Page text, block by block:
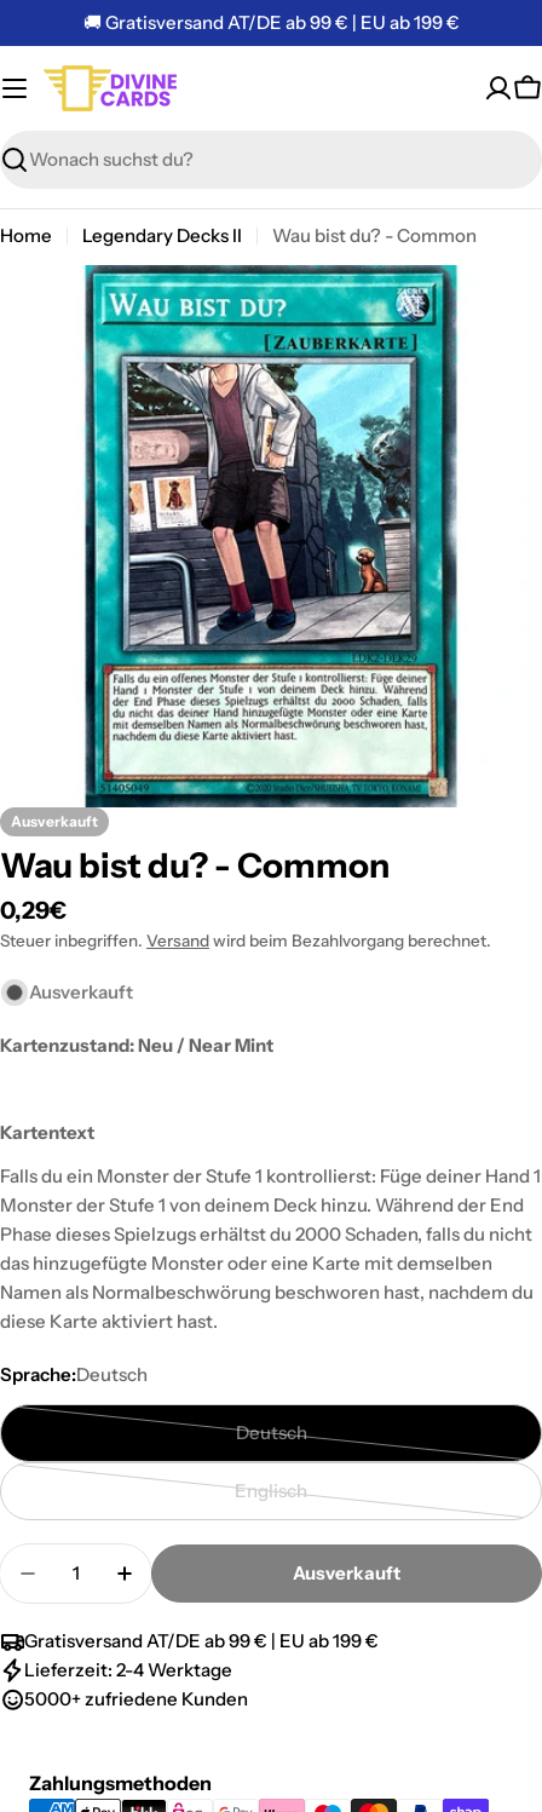
Inhalt
springen
🚚 Gratisversand AT/DE ab 99 € | EU ab 199 €
Suchen
Home Legendary Decks II Wau bist du? - Common
Sie das Medium 0 im Modalformat
Ausverkauft
Wau bist du? - Common
Regulärer
Preis
0,29€
Steuer inbegriffen. Versandwird beim Bezahlvorgang berechnet.
Ausverkauft
Kartenzustand: Neu / Near Mint
Kartentext
Falls du ein Monster der Stufe 1 kontrollierst: Füge deiner Hand 1
Monster der Stufe 1 von deinem Deck hinzu. Während der End
Phase dieses Spielzugs erhältst du 2000 Schaden, falls du nicht
das hinzugefügte Monster oder eine Karte mit demselben
Namen als Normalbeschwörung beschworen hast, nachdem du
diese Karte aktiviert hast.
Sprache:Deutsch
Deutsch
Variante
oder
verfügbar
Englisch
Variante
oder
Menge
Menge für Wau bist du? - Common verringern
Menge für Wau bist du? - Common
Ausverkauft
Gratisversand AT/DE ab 99 € | EU ab 199 €
Lieferzeit: 2-4 Werktage
5000+ zufriedene Kunden
Zahlungsmethoden
Zahlungsmethoden